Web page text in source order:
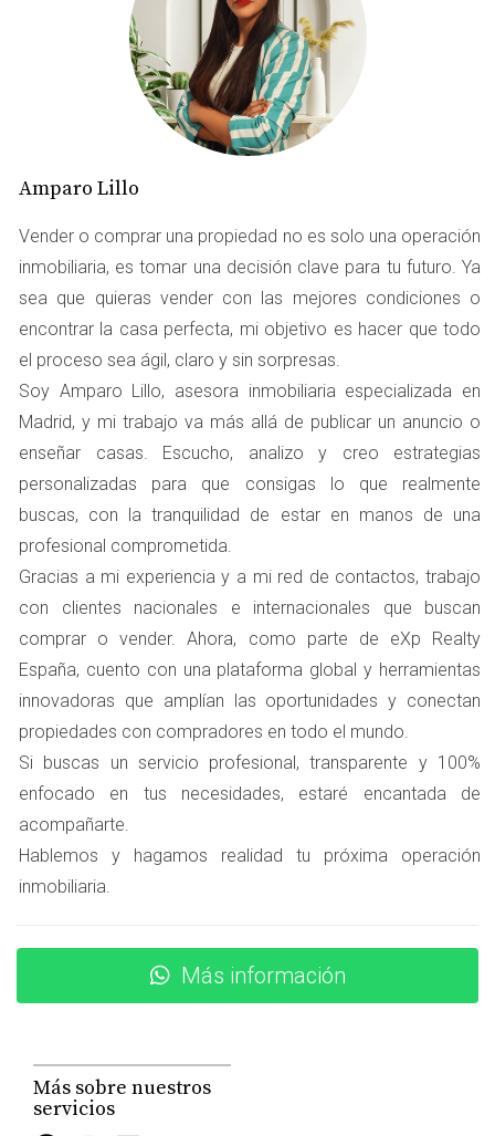
medio por metro cuadrado en diferentes zonas de
Madrid. Utilizando estos datos, puedes tener una idea
más clara del rango en el que se mueve tu inmueble.
Ofrece un servicio de valoración que
analiza propiedades similares en tu área.
Fotocasa:Proporciona estadísticas sobre precios
Habitaclia:Te permite comparar tu piso con otros
en venta o alquiler.
Comparadores de Precios
Los comparadores de precios son herramientas valiosas
que te permiten evaluar tu propiedad frente a otras
similares. Estos sitios utilizan algoritmos que analizan
datos del mercado en tiempo real, lo que te brinda una
estimación más precisa.
“Los comparadores te ayudan a entender
mejor cómo se posiciona tu propiedad en el
mercado actual.”
Algunas opciones populares incluyen:
Homify:
Además de valorar propiedades, ofrece
consejos sobre decoración y reformas.
Zillow:Aunque es más conocido en Estados Unidos,
ha comenzado a expandirse en Europa y ofrece
estimaciones basadas en datos locales.
PriceHubble:
artificial para proporcionar análisis detallados del
mercado.
Contar con la ayuda de un agente inmobiliario puede ser
determinante para obtener una valoración precisa. Un
profesional como Amparo Lillo no solo tiene acceso a
también puede ofrecerte un análisis personalizado
basado en las características específicas de tu
Amparo Lillo
Vender o comprar una propiedad no es solo una operación
inmobiliaria, es tomar una decisión clave para tu futuro. Ya
sea que quieras vender con las mejores condiciones o
encontrar la casa perfecta, mi objetivo es hacer que todo
el proceso sea ágil, claro y sin sorpresas.
Soy Amparo Lillo, asesora inmobiliaria especializada en
Madrid, y mi trabajo va más allá de publicar un anuncio o
enseñar casas. Escucho, analizo y creo estrategias
personalizadas para que consigas lo que realmente
buscas, con la tranquilidad de estar en manos de una
profesional comprometida.
Gracias a mi experiencia y a mi red de contactos, trabajo
con clientes nacionales e internacionales que buscan
comprar o vender. Ahora, como parte de eXp Realty
España, cuento con una plataforma global y herramientas
innovadoras que amplían las oportunidades y conectan
propiedades con compradores en todo el mundo.
Si buscas un servicio profesional, transparente y 100%
enfocado en tus necesidades, estaré encantada de
acompañarte.
Hablemos y hagamos realidad tu próxima operación
inmobiliaria.
Más información
Más sobre nuestros
servicios